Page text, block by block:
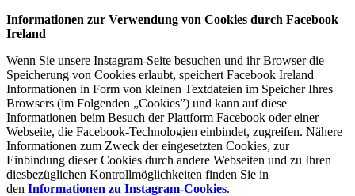
Informationen zur Verwendung von Cookies durch Facebook
Ireland
Wenn Sie unsere Instagram-Seite besuchen und ihr Browser die
Speicherung von Cookies erlaubt, speichert Facebook Ireland
Informationen in Form von kleinen Textdateien im Speicher Ihres
Browsers (im Folgenden „Cookies”) und kann auf diese
Informationen beim Besuch der Plattform Facebook oder einer
Webseite, die Facebook-Technologien einbindet, zugreifen. Nähere
Informationen zum Zweck der eingesetzten Cookies, zur
Einbindung dieser Cookies durch andere Webseiten und zu Ihren
diesbezüglichen Kontrollmöglichkeiten finden Sie in
den Informationen zu Instagram-Cookies.